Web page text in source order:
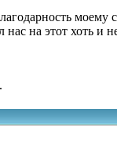
моему
на этот хоть и